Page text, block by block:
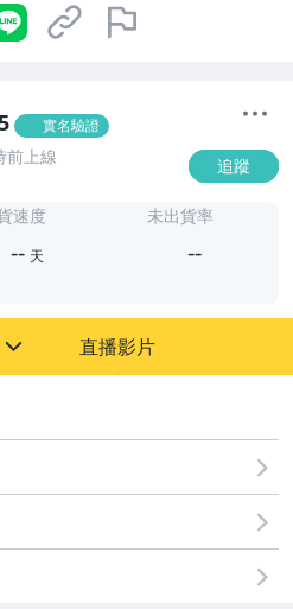
實名驗證
前上線 追蹤
速度
-- 天
未出貨率
--
直播影片